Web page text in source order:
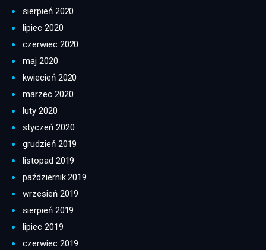
sierpień 2020
lipiec 2020
czerwiec 2020
maj 2020
kwiecień 2020
marzec 2020
luty 2020
styczeń 2020
grudzień 2019
listopad 2019
październik 2019
wrzesień 2019
sierpień 2019
lipiec 2019
czerwiec 2019